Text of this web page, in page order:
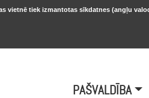
PAŠVALDĪBA
vietnē tiek izmantotas sīkdatnes (angļu